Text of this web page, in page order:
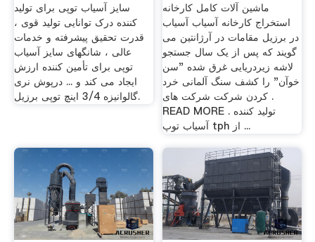
سایز آسیاب توپی برای تولید
کننده درک توانایی تولید قوی ،
قدرت تحقیق پیشرفته و خدمات
عالی ، شانگهای سایز آسیاب
توپی برای تأمین کننده ارزش
ایجاد می کند و ... درپوش نری
گالوانیزه 3/4 اینچ توپی برزیل.
ماشین آلات کامل کارخانه
استخراج کارخانه آسیاب آسیاب
در برزیل مقامات در آرژانتین می
گویند که پس از یک سال جستجو
لاشه زیردریایی غرق شده "سن
خوآن" را کشف سنگ آلمانی خرد
کردن شرکت شرکت های .
READ MORE . تولید کننده
آسیاب توپ tph از ...